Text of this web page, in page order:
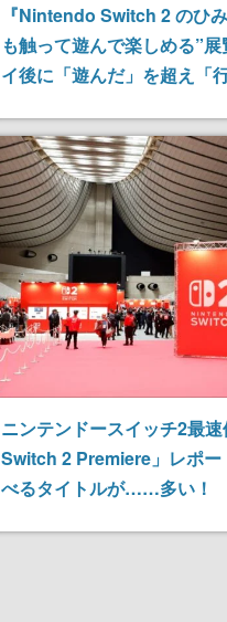
『Nintendo Switch 2 のひ
も触って遊んで楽しめる”
イ後に「遊んだ」を超え「
なってしまった圧倒的な体
ニンテンドースイッチ2最
Switch 2 Premiere」レポー
べるタイトルが……多い！